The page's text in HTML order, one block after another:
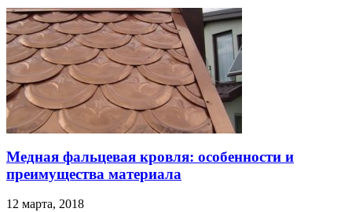
Медная фальцевая кровля: особенности и
преимущества материала
12 марта, 2018